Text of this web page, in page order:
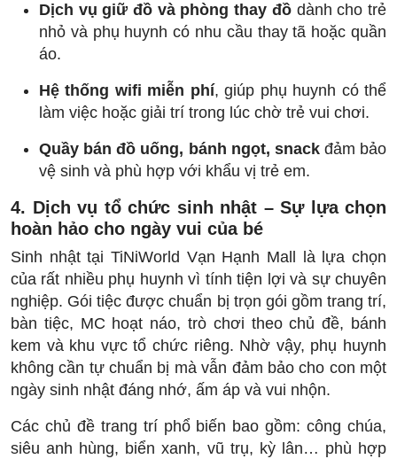
Dịch vụ giữ đồ và phòng thay đồdành cho trẻ
nhỏ và phụ huynh có nhu cầu thay tã hoặc quần
áo.
Hệ thống wifi miễn phí, giúp phụ huynh có thể
làm việc hoặc giải trí trong lúc chờ trẻ vui chơi.
Quầy bán đồ uống, bánh ngọt, snackđảm bảo
vệ sinh và phù hợp với khẩu vị trẻ em.
4. Dịch vụ tổ chức sinh nhật – Sự lựa chọn
hoàn hảo cho ngày vui của bé
Sinh nhật tại TiNiWorld Vạn Hạnh Mall là lựa chọn
của rất nhiều phụ huynh vì tính tiện lợi và sự chuyên
nghiệp. Gói tiệc được chuẩn bị trọn gói gồm trang trí,
bàn tiệc, MC hoạt náo, trò chơi theo chủ đề, bánh
kem và khu vực tổ chức riêng. Nhờ vậy, phụ huynh
không cần tự chuẩn bị mà vẫn đảm bảo cho con một
ngày sinh nhật đáng nhớ, ấm áp và vui nhộn.
Các chủ đề trang trí phổ biến bao gồm: công chúa,
siêu anh hùng, biển xanh, vũ trụ, kỳ lân… phù hợp